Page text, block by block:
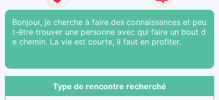
Bonjour, je cherche à faire des connaissances et peu
t-être trouver une personne avec qui faire un bout d
e chemin. La vie est courte, il faut en profiter.
Type de rencontre recherché